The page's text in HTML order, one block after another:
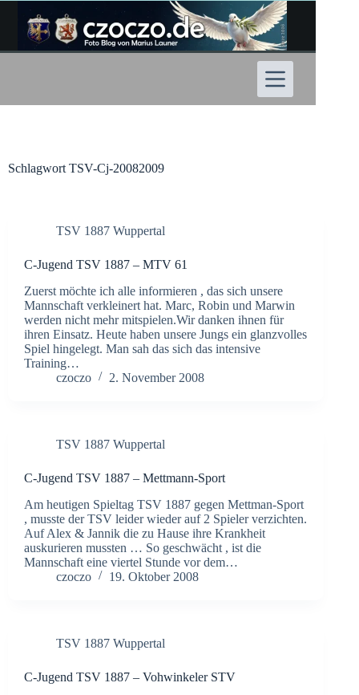
Inhalt
springen
Schlagwort TSV-Cj-20082009
TSV 1887 Wuppertal
C-Jugend TSV 1887 – MTV 61
Zuerst möchte ich alle informieren , das sich unsere
Mannschaft verkleinert hat. Marc, Robin und Marwin
werden nicht mehr mitspielen.Wir danken ihnen für
ihren Einsatz. Heute haben unsere Jungs ein glanzvolles
Spiel hingelegt. Man sah das sich das intensive
Training…
czoczo
2. November 2008
TSV 1887 Wuppertal
C-Jugend TSV 1887 – Mettmann-Sport
Am heutigen Spieltag TSV 1887 gegen Mettman-Sport
, musste der TSV leider wieder auf 2 Spieler verzichten.
Auf Alex & Jannik die zu Hause ihre Krankheit
auskurieren mussten … So geschwächt , ist die
Mannschaft eine viertel Stunde vor dem…
czoczo
19. Oktober 2008
TSV 1887 Wuppertal
C-Jugend TSV 1887 – Vohwinkeler STV